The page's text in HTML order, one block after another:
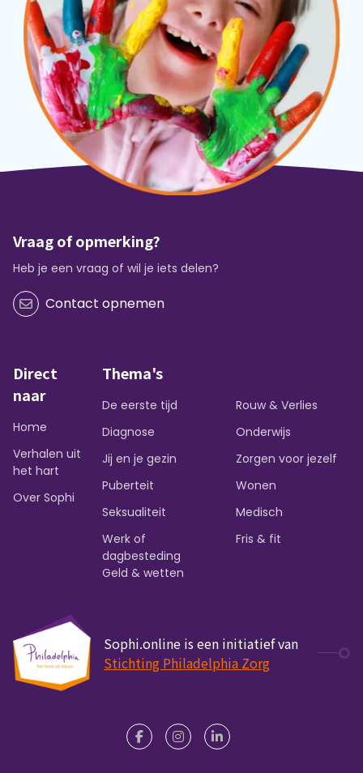
Vraag of opmerking?
Heb je een vraag of wil je iets delen?
Contact opnemen
Direct
naar
Home
Verhalen uit
het hart
Over Sophi
Thema's
De eerste tijd
Diagnose
Jij en je gezin
Puberteit
Seksualiteit
Werk of
dagbesteding
Rouw & Verlies
Onderwijs
Zorgen voor jezelf
Wonen
Medisch
Fris & fit
Geld & wetten
Sophi.online is een initiatief van
Stichting Philadelphia Zorg